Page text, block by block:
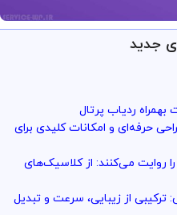
ها استفاده کنی
جدید
ردیاب پرتال
حرفه‌ای و امکانات کلیدی برای
روایت می‌کنند: از کلاسیک‌های
از زیبایی، سرعت و تبدیل